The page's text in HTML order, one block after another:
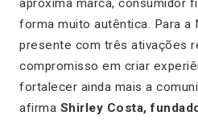
aproxima marca, consumidor
forma muito autêntica. Para a
presente com três ativações
compromisso em criar
fortalecer ainda mais a
afirma Shirley Costa,